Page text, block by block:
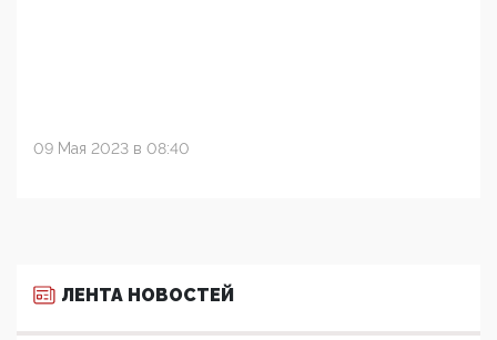
09 Мая 2023 в 08:40
ЛЕНТА НОВОСТЕЙ